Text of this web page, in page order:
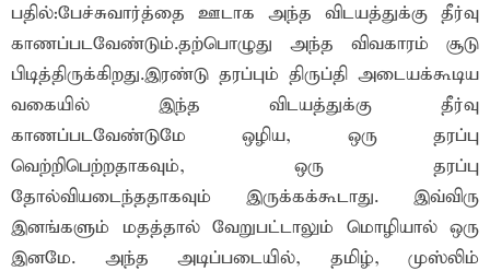
பதில்:பேச்சுவார்த்தை ஊடாக அந்த விடயத்துக்கு தீர்வு
காணப்படவேண்டும்.தற்பொழுது அந்த விவகாரம் சூடு
பிடித்திருக்கிறது.இரண்டு தரப்பும் திருப்தி அடையக்கூடிய
வகையில் இந்த விடயத்துக்கு தீர்வு
காணப்படவேண்டுமே ஒழிய, ஒரு தரப்பு
வெற்றிபெற்றதாகவும், ஒரு தரப்பு
தோல்வியடைந்ததாகவும் இருக்கக்கூடாது. இவ்விரு
இனங்களும் மதத்தால் வேறுபட்டாலும் மொழியால் ஒரு
இனமே. அந்த அடிப்படையில், தமிழ், முஸ்லிம்